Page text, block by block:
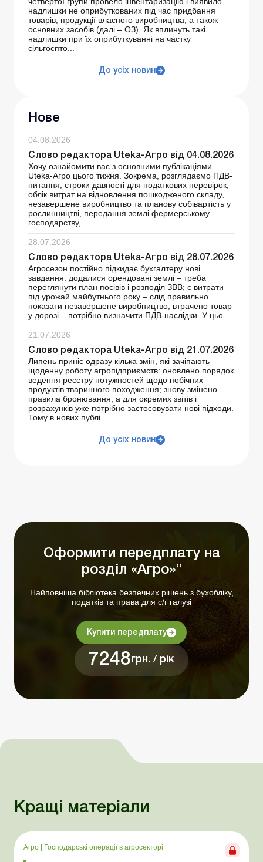
надлишки не оприбуткованих під час придбання
товарів, продукції власного виробництва, а також
основних засобів (далі – ОЗ). Як вплинуть такі
надлишки при їх оприбуткуванні на частку
сільгоспто...
До усіх новин
Нове
04.08.2026
Слово редактора Uteka-Агро від 04.08.2026
Хочу ознайомити вас з основними публікаціями
Uteka-Агро цього тижня. Зокрема, розглядаємо ПДВ-
питання, строки давності для податкових перевірок,
облік витрат на відновлення пошкодженого складу,
незавершене виробництво та планову собівартість у
рослинництві, передання землі фермерському
господарству,...
28.07.2026
Слово редактора Uteka-Агро від 28.07.2026
Агросезон постійно підкидає бухгалтеру нові
завдання: додалися орендовані землі – треба
переглянути план посівів і розподіл ЗВВ; є витрати
під урожай майбутнього року – слід правильно
показати незавершене виробництво; втрачено товар
у дорозі – потрібно визначити ПДВ-наслідки. У цьо...
21.07.2026
Слово редактора Uteka-Агро від 21.07.2026
Липень приніс одразу кілька змін, які зачіпають
щоденну роботу агропідприємств: оновлено порядок
ведення реєстру потужностей щодо побічних
продуктів тваринного походження; знову змінено
правила бронювання, а для окремих звітів і
розрахунків уже потрібно застосовувати нові підходи.
Тому в нових публі...
До усіх новин
Оформити передплату на
розділ «Агро»”
Найповніша бібліотека безпечних рішень з бухобліку,
податків та права для с/г галузі
Купити передплату
7248грн. / рік
Кращі матеріали
Агро | Господарські операції в агросекторі